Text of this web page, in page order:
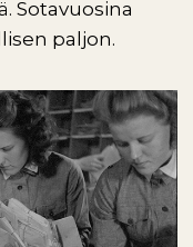
Sotavuosina
paljon.